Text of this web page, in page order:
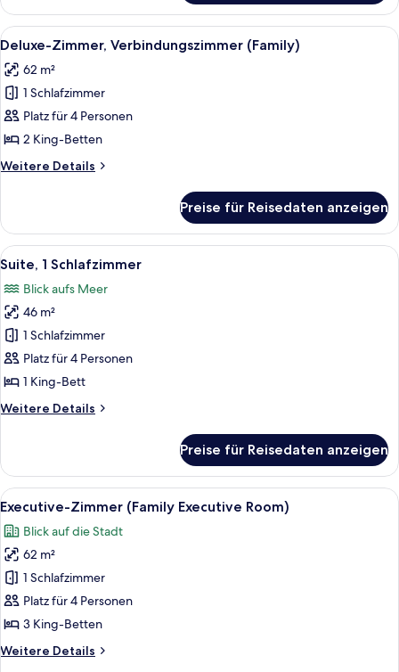
Zweibettzimmer,
Meerblick
Alle
Fotos
für
Deluxe-
Zimmer,
Verbindungszimmer
(Family)
anzeigen
Ein Hotelzimmer mit einem großen
9
Deluxe-Zimmer, Verbindungszimmer (Family)
62 m²
1 Schlafzimmer
Platz für 4 Personen
2 King-Betten
Weitere Details
Weitere
Zimmer,
Verbindungszimmer
(Family)
Preise für Reisedaten anzeigen
Alle
Fotos
für
Suite,
Schlafzimmer
anzeigen
Ein modernes Hotelzimmer mit
8
Suite, 1 Schlafzimmer
Blick aufs Meer
46 m²
1 Schlafzimmer
Platz für 4 Personen
1 King-Bett
Weitere Details
Weitere
1
Schlafzimmer
Preise für Reisedaten anzeigen
Alle
Fotos
für
Executive-
Zimmer
(Family
Executive
anzeigen
Ein Hotelzimmer mit einem Bett,
8
Executive-Zimmer (Family Executive Room)
Blick auf die Stadt
62 m²
1 Schlafzimmer
Platz für 4 Personen
3 King-Betten
Weitere Details
Weitere